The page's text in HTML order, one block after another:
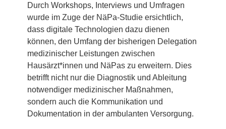
Durch Workshops, Interviews und Umfragen
wurde im Zuge der NäPa-Studie ersichtlich,
dass digitale Technologien dazu dienen
können, den Umfang der bisherigen Delegation
medizinischer Leistungen zwischen
Hausärzt*innen und NäPas zu erweitern. Dies
betrifft nicht nur die Diagnostik und Ableitung
notwendiger medizinischer Maßnahmen,
sondern auch die Kommunikation und
Dokumentation in der ambulanten Versorgung.